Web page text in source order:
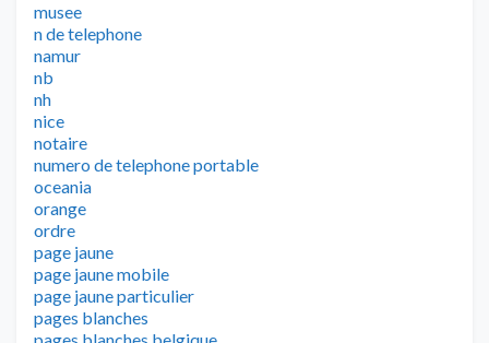
musee
n de telephone
namur
nb
nh
nice
notaire
numero de telephone portable
oceania
orange
ordre
page jaune
page jaune mobile
page jaune particulier
pages blanches